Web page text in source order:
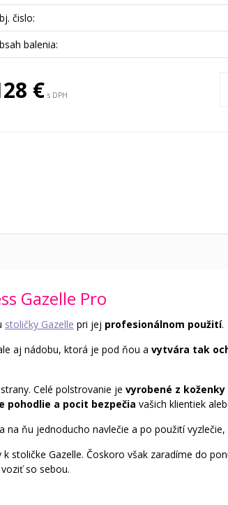
čislo:
balenia:
€ s DPH
Gazelle Pro
stoličky Gazelle pri jej profesionálnom použití.
aj nádobu, ktorá je pod ňou a vytvára tak
Celé polstrovanie je vyrobené z
pohodlie a pocit bezpečia vašich klientiek
na ňu jednoducho navlečie a po použití vyzlečie,
Gazelle. Čoskoro však zaradíme do
so sebou.